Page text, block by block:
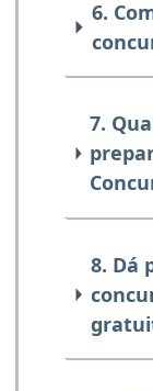
6.
7.
8. Dá